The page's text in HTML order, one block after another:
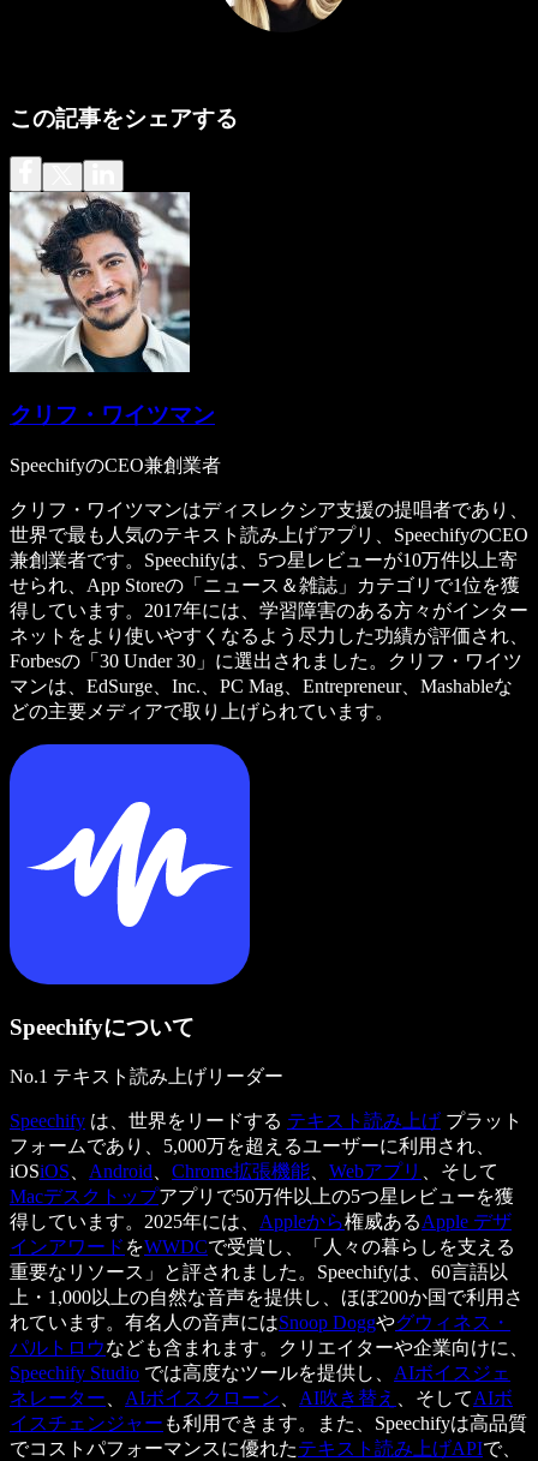
この記事をシェアする
クリフ・ワイツマン
SpeechifyのCEO兼創業者
クリフ・ワイツマンはディスレクシア支援の提唱者であり、
世界で最も人気のテキスト読み上げアプリ、SpeechifyのCEO
兼創業者です。Speechifyは、5つ星レビューが10万件以上寄
せられ、App Storeの「ニュース＆雑誌」カテゴリで1位を獲
得しています。2017年には、学習障害のある方々がインター
ネットをより使いやすくなるよう尽力した功績が評価され、
Forbesの「30 Under 30」に選出されました。クリフ・ワイツ
マンは、EdSurge、Inc.、PC Mag、Entrepreneur、Mashableな
どの主要メディアで取り上げられています。
Speechifyについて
No.1 テキスト読み上げリーダー
Speechify は、世界をリードする テキスト読み上げ プラット
フォームであり、5,000万を超えるユーザーに利用され、
iOSiOS Android Chrome拡張機能 Webアプリ
、そして
Macデスクトップアプリで50万件以上の5つ星レビューを獲
得しています。2025年には、 Appleから権威あるApple デザ
インアワード をWWDCで受賞し、「人々の暮らしを支える
重要なリソース」と評されました。Speechifyは、60言語以
上・1,000以上の自然な音声を提供し、ほぼ200か国で利用さ
れています。有名人の音声にはSnoop Doggやグウィネス・
パルトロウなども含まれます。クリエイターや企業向けに、
Speechify Studio では高度なツールを提供し、 AIボイスジェ
ネレーター
AIボイスクローン AI吹き替え 、そしてAIボ
イスチェンジャー も利用できます。また、Speechifyは高品質
でコストパフォーマンスに優れたテキスト読み上げAPIで、